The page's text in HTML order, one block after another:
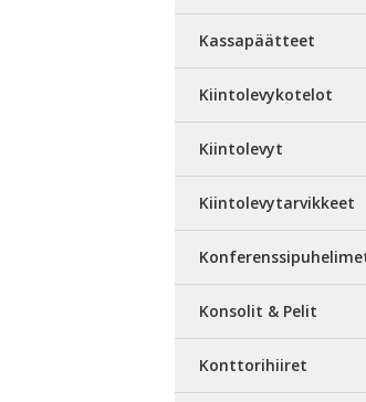
Kassapäätteet
Kiintolevykotelot
Kiintolevyt
Kiintolevytarvikkeet
Konsolit & Pelit
Konttorihiiret